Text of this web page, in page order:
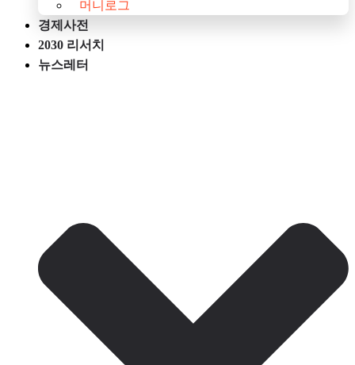
머니로그
경제사전
2030 리서치
뉴스레터